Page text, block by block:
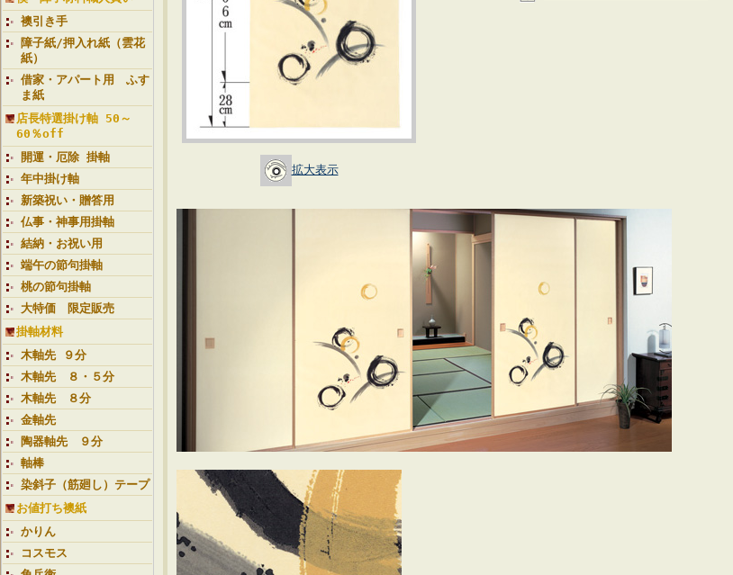
襖引き手
障子紙/押入れ紙（雲花
紙）
借家・アパート用 ふす
ま紙
店長特選掛け軸 50～
60％off
開運・厄除 掛軸
年中掛け軸
新築祝い・贈答用
仏事・神事用掛軸
結納・お祝い用
端午の節句掛軸
桃の節句掛軸
大特価 限定販売
掛軸材料
木軸先 ９分
木軸先 ８・５分
木軸先 ８分
金軸先
陶器軸先 ９分
軸棒
染斜子（筋廻し）テープ
お値打ち襖紙
かりん
コスモス
拡大表示